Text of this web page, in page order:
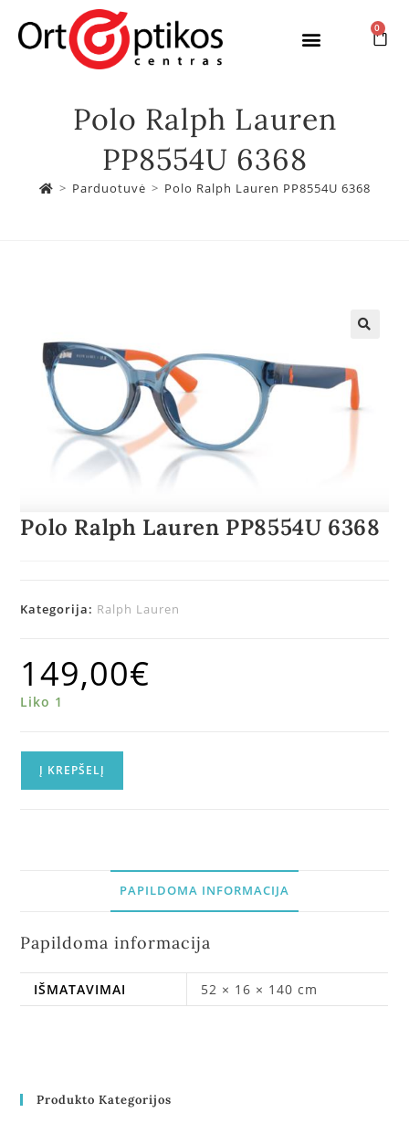
0
Polo Ralph Lauren
PP8554U 6368
> Parduotuvė > Polo Ralph Lauren PP8554U 6368
Polo Ralph Lauren PP8554U 6368
Kategorija: Ralph Lauren
149,00€
Liko 1
Į KREPŠELĮ
PAPILDOMA INFORMACIJA
Papildoma informacija
IŠMATAVIMAI 52 × 16 × 140 cm
Produkto Kategorijos